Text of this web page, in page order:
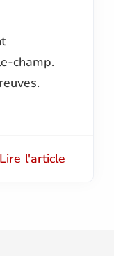
champ.
Lire l'article